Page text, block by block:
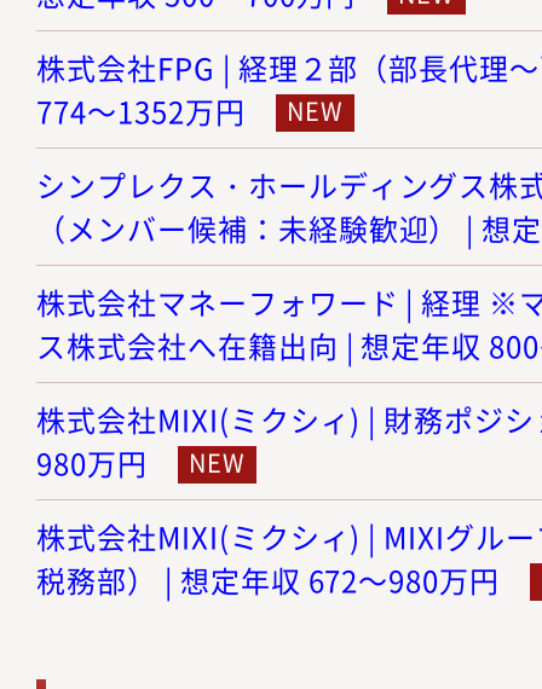
株式会社FPG | 経理２部（部長代理
774～1352万円
シンプレクス・ホールディングス株
（メンバー候補：未経験歓迎） | 想
株式会社マネーフォワード | 経理 ※
ス株式会社へ在籍出向 | 想定年収
株式会社MIXI(ミクシィ) | 財務ポジ
980万円
株式会社MIXI(ミクシィ) | MIXIグル
税務部） | 想定年収 672～980万円